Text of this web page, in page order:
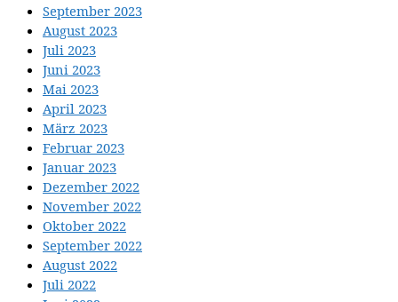
September 2023
August 2023
Juli 2023
Juni 2023
Mai 2023
April 2023
März 2023
Februar 2023
Januar 2023
Dezember 2022
November 2022
Oktober 2022
September 2022
August 2022
Juli 2022